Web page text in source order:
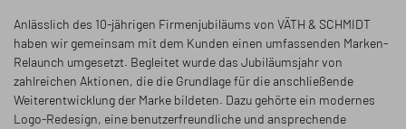
Anlässlich des 10-jährigen Firmenjubiläums von VÄTH & SCHMIDT
haben wir gemeinsam mit dem Kunden einen umfassenden Marken-
Relaunch umgesetzt. Begleitet wurde das Jubiläumsjahr von
zahlreichen Aktionen, die die Grundlage für die anschließende
Weiterentwicklung der Marke bildeten. Dazu gehörte ein modernes
Logo-Redesign, eine benutzerfreundliche und ansprechende